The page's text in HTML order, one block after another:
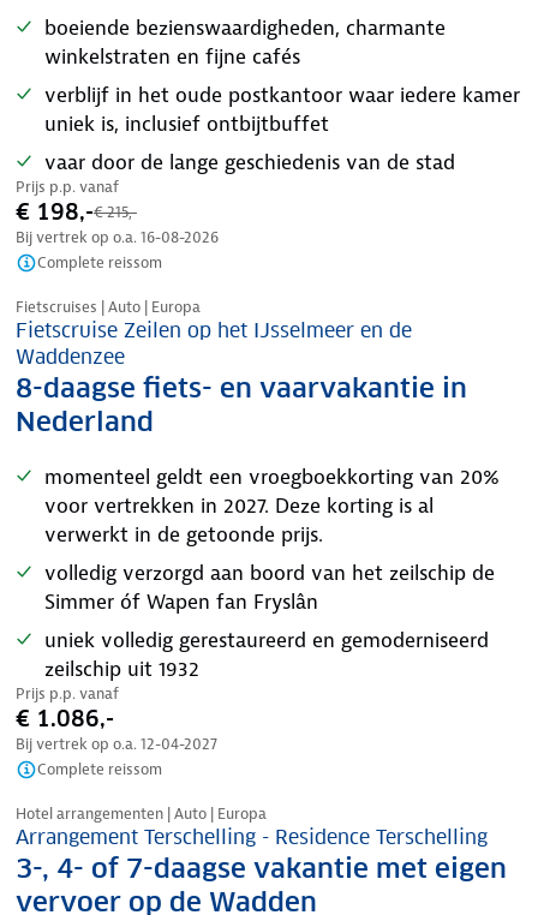
boeiende bezienswaardigheden, charmante
winkelstraten en fijne cafés
verblijf in het oude postkantoor waar iedere kamer
uniek is, inclusief ontbijtbuffet
vaar door de lange geschiedenis van de stad
Prijs p.p. vanaf
€ 198,-€ 215,-
Bij vertrek op o.a. 16-08-2026
Complete reissom
Nazomer korting
Fietscruises | Auto | Europa
Fietscruise Zeilen op het IJsselmeer en de
Waddenzee
8-daagse fiets- en vaarvakantie in
Nederland
momenteel geldt een vroegboekkorting van 20%
voor vertrekken in 2027. Deze korting is al
verwerkt in de getoonde prijs.
volledig verzorgd aan boord van het zeilschip de
Simmer óf Wapen fan Fryslân
uniek volledig gerestaureerd en gemoderniseerd
zeilschip uit 1932
Prijs p.p. vanaf
€ 1.086,-
Bij vertrek op o.a. 12-04-2027
Complete reissom
Nazomer korting
Hotel arrangementen | Auto | Europa
Arrangement Terschelling - Residence Terschelling
3-, 4- of 7-daagse vakantie met eigen
vervoer op de Wadden